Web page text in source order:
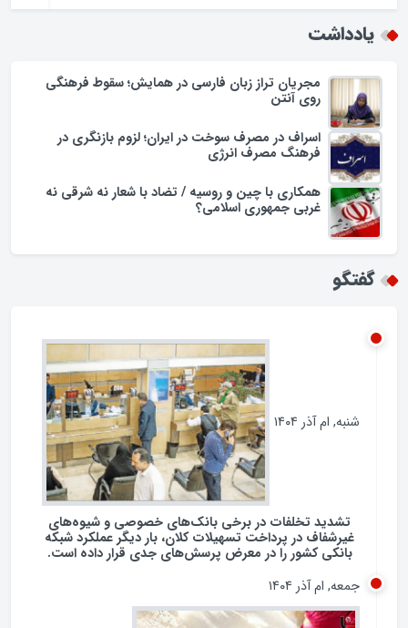
یادداشت
مجریان تراز زبان فارسی در همایش؛ سقوط فرهنگی
روی آنتن
اسراف در مصرف سوخت در ایران؛ لزوم بازنگری در
فرهنگ مصرف انرژی
همکاری با چین و روسیه / تضاد با شعار نه شرقی نه
غربی جمهوری اسلامی؟
گفتگو
شنبه, ام آذر ۱۴۰۴
تشدید تخلفات در برخی بانک‌های خصوصی و شیوه‌های
غیرشفاف در پرداخت تسهیلات کلان، بار دیگر عملکرد شبکه
بانکی کشور را در معرض پرسش‌های جدی قرار داده است.
جمعه, ام آذر ۱۴۰۴